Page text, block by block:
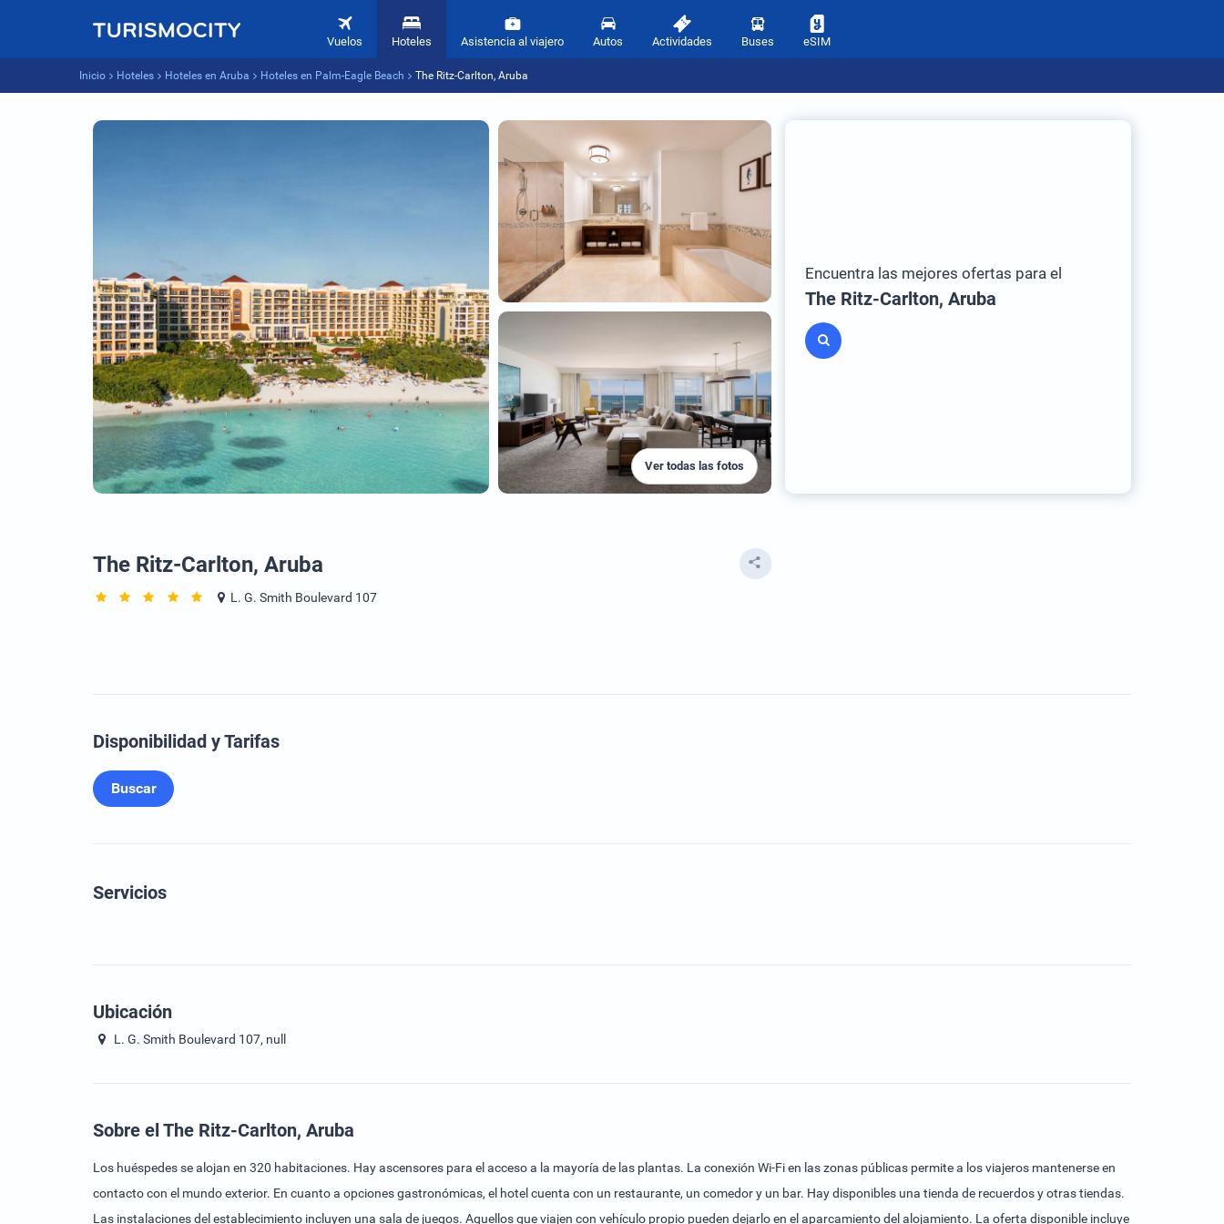
Vuelos Hoteles Asistencia al viajero Autos Actividades Buses eSIM
Inicio Hoteles Hoteles en Aruba Hoteles en Palm-Eagle Beach The Ritz-Carlton, Aruba
Ver todas las fotos
Encuentra las mejores ofertas para el
The Ritz-Carlton, Aruba
The Ritz-Carlton, Aruba
L. G. Smith Boulevard 107
Disponibilidad y Tarifas
Buscar
Servicios
Ubicación
L. G. Smith Boulevard 107, null
Sobre el The Ritz-Carlton, Aruba
Los huéspedes se alojan en 320 habitaciones. Hay ascensores para el acceso a la mayoría de las plantas. La conexión Wi-Fi en las zonas públicas permite a los viajeros mantenerse en
contacto con el mundo exterior. En cuanto a opciones gastronómicas, el hotel cuenta con un restaurante, un comedor y un bar. Hay disponibles una tienda de recuerdos y otras tiendas.
Las instalaciones del establecimiento incluyen una sala de juegos. Aquellos que viajen con vehículo propio pueden dejarlo en el aparcamiento del alojamiento. La oferta disponible incluye